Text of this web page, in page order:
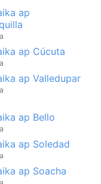
ap
ap Cúcuta
ap Valledupar
ap Bello
ap Soledad
ap Soacha